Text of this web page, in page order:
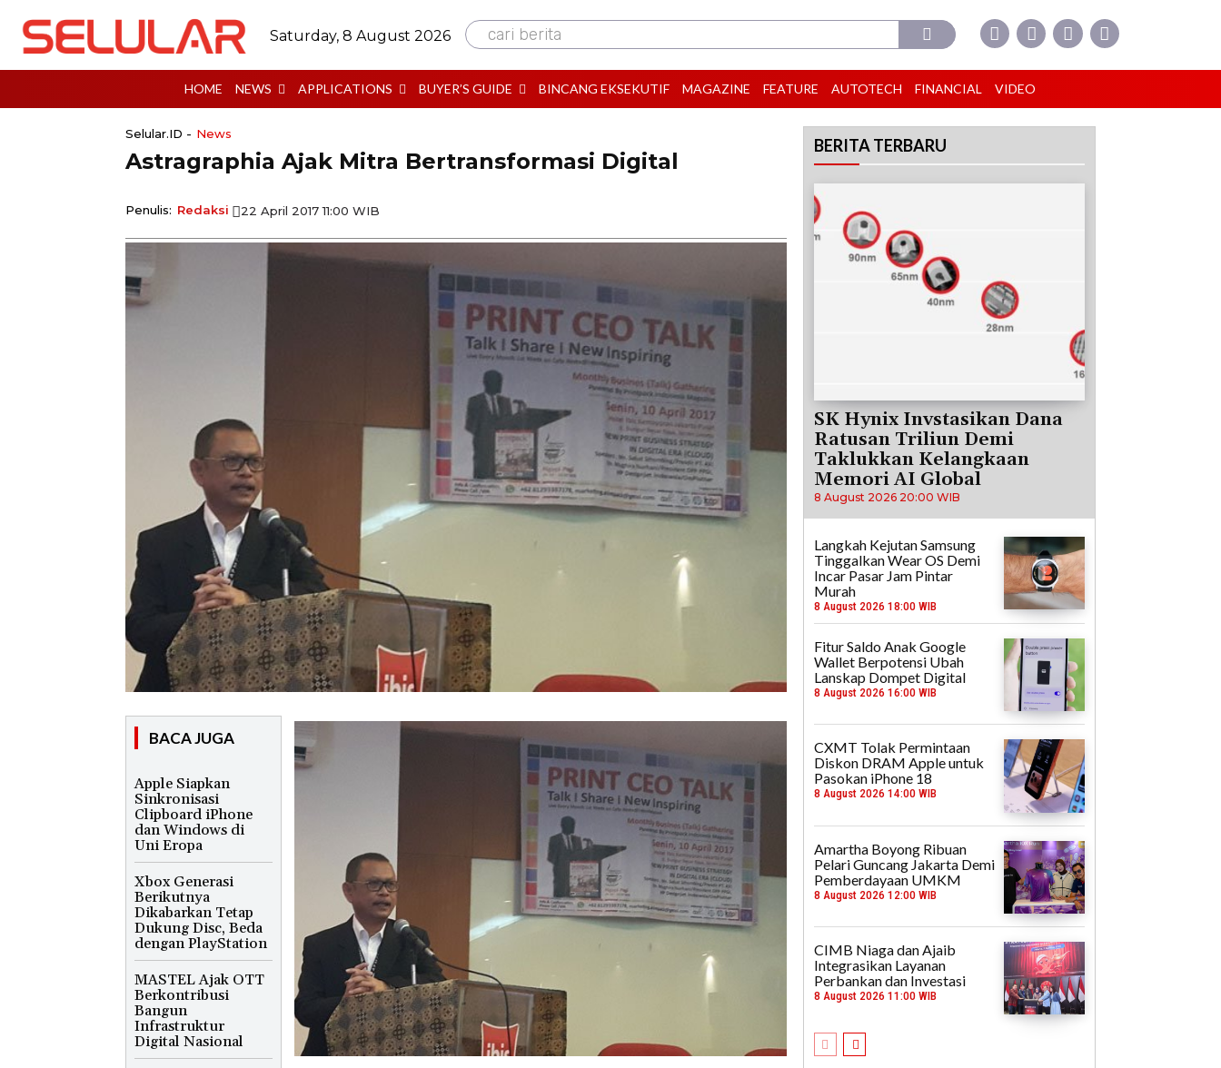
Saturday, 8 August 2026 cari berita
HOME NEWS APPLICATIONS BUYER’S GUIDE BINCANG EKSEKUTIF MAGAZINE FEATURE AUTOTECH FINANCIAL VIDEO
Selular.ID - News
Astragraphia Ajak Mitra Bertransformasi Digital
Penulis: Redaksi 22 April 2017 11:00 WIB
BACA JUGA
Apple Siapkan
Sinkronisasi
Clipboard iPhone
dan Windows di
Uni Eropa
Xbox Generasi
Berikutnya
Dikabarkan Tetap
Dukung Disc, Beda
dengan PlayStation
MASTEL Ajak OTT
Berkontribusi
Bangun
Infrastruktur
Digital Nasional
BERITA TERBARU
SK Hynix Invstasikan Dana
Ratusan Triliun Demi
Taklukkan Kelangkaan
Memori AI Global
8 August 2026 20:00 WIB
Langkah Kejutan Samsung
Tinggalkan Wear OS Demi
Incar Pasar Jam Pintar
Murah
8 August 2026 18:00 WIB
Fitur Saldo Anak Google
Wallet Berpotensi Ubah
Lanskap Dompet Digital
8 August 2026 16:00 WIB
CXMT Tolak Permintaan
Diskon DRAM Apple untuk
Pasokan iPhone 18
8 August 2026 14:00 WIB
Amartha Boyong Ribuan
Pelari Guncang Jakarta Demi
Pemberdayaan UMKM
8 August 2026 12:00 WIB
CIMB Niaga dan Ajaib
Integrasikan Layanan
Perbankan dan Investasi
8 August 2026 11:00 WIB